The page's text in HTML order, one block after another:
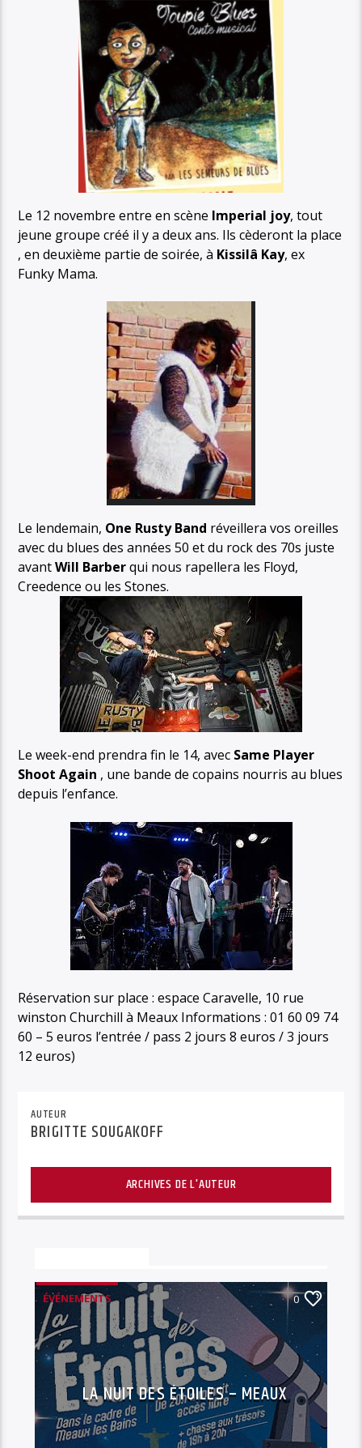
Le 12 novembre entre en scène Imperial joy, tout
jeune groupe créé il y a deux ans. Ils cèderont la place
, en deuxième partie de soirée, à Kissilâ Kay, ex
Funky Mama.
Le lendemain, One Rusty Band réveillera vos oreilles
avec du blues des années 50 et du rock des 70s juste
avantWill Barberqui nous rapellera les Floyd,
Creedence ou les Stones.
Le week-end prendra fin le 14, avec Same Player
Shoot Again , une bande de copains nourris au blues
depuis l’enfance.
Réservation sur place : espace Caravelle, 10 rue
winston Churchill à Meaux Informations : 01 60 09 74
60 – 5 euros l’entrée / pass 2 jours 8 euros / 3 jours
12 euros)
AUTEUR
BRIGITTE SOUGAKOFF
ARCHIVES DE L'AUTEUR
ÉVÉNEMENTS 0
LA NUIT DES ÉTOILES – MEAUX